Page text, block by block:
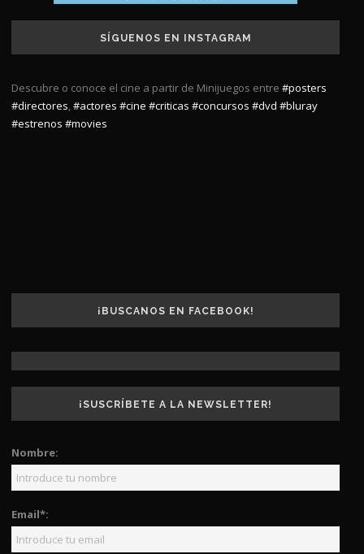
SÍGUENOS EN INSTAGRAM
Descubre o conoce el cine a partir de Minijuegos entre #posters
#directores,#actores #cine #criticas #concursos #dvd #bluray
#estrenos #movies
¡BUSCANOS EN FACEBOOK!
¡SUSCRÍBETE A LA NEWSLETTER!
Nombre:
Email*: